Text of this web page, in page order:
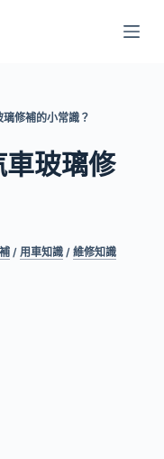
修補的小常識？
玻璃修
/ 用車知識/ 維修知識